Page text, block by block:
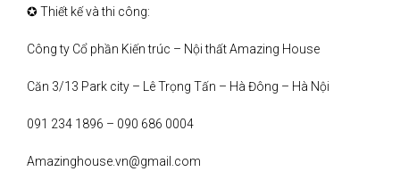
✪ Thiết kế và thi công:
Công ty Cổ phần Kiến trúc – Nội thất Amazing House
Căn 3/13 Park city – Lê Trọng Tấn – Hà Đông – Hà Nội
091 234 1896 – 090 686 0004
Amazinghouse.vn@gmail.com